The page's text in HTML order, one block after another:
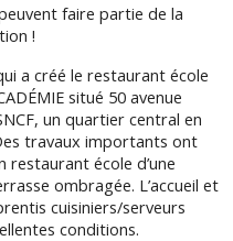
faire partie de la
!
a créé le restaurant école
situé 50 avenue
un quartier central en
travaux importants ont
école d’une
ombragée. L’accueil et
cuisiniers/serveurs
conditions.